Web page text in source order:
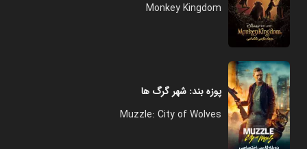
Monkey Kingdom
پوزه ‌بند: شهر گرگ ‌‌ها
Muzzle: City of Wolves